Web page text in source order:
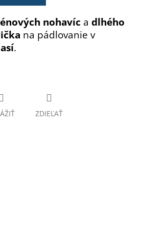
nohavíc a dlhého
na pádlovanie v
.
ZDIEĽAŤ